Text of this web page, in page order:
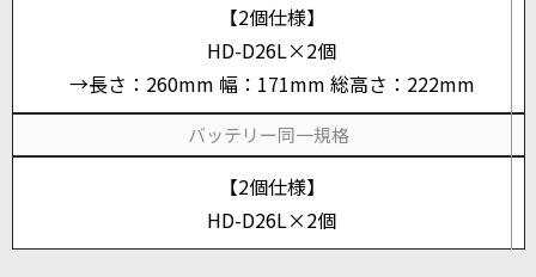
【2個仕様】
HD-D26L×2個
→長さ：260mm 幅：171mm 総高さ：222mm
バッテリー同一規格
【2個仕様】
HD-D26L×2個